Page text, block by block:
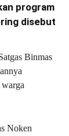
program
disebut
Binmas
Noken